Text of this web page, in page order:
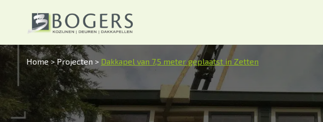
Home >Projecten > Dakkapel van 7,5 meter geplaatst in Zetten